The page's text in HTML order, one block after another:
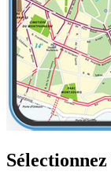
Sélectionnez